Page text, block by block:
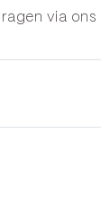
via ons